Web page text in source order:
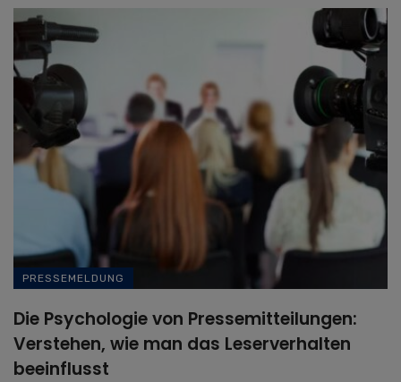
PRESSEMELDUNG
Die Psychologie von Pressemitteilungen:
Verstehen, wie man das Leserverhalten
beeinflusst